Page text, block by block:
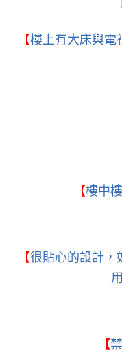
【樓上有大床與電
【樓中
【很貼心的設計，
【